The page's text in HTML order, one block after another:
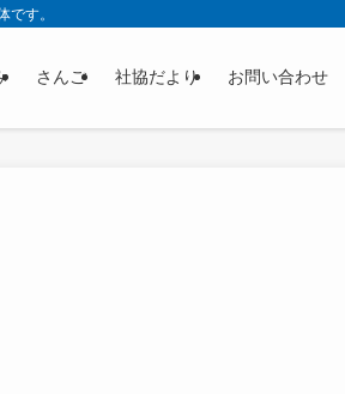
す。
さんご 社協だより お問い合わせ